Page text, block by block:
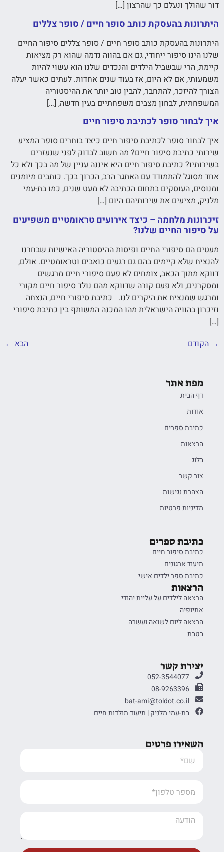
דור שהולך ונעלם כך שהרצון […]
היתרונות בהעסקת כותב סופר חיים / סופר צללים
היתרונות בהעסקת כותב סופר חיים / סופר צללים סיפור החיים
שלנו הינו סיפור ייחודי, גם אם בהווה נדמה שהוא רק מציאות
קיימת, הרי שבשביל הילדים והנכדים שלנו הוא עשוי להיות
משמעותי, אם לא היום, אז בעוד שנים אחדות. לעתים כאשר יעלה
הצורך להיזכר, להתחבר, להבין טוב יותר את ההיסטוריה
המשפחתית, לבחון מצבים משפחתיים בעין חדשה, […]
איך לבחור סופר לכתיבת סיפור חיים
איך לבחור סופר לכתיבת סיפור חיים כיצד בוחרים סופר המציע
שירותי כתיבת סיפור חיים? מה חשוב לבדוק לפני שנעזרים
בשירותיו? כתיבת סיפור חיים היא איננה עניין של מה בכך ולא כל
אחד מסוגל להתמודד עם האתגר הרב, הכרוך בכך. כותבים מיומנים
ומנוסים, העוסקים בתחום הכתיבה לא מעט שנים, כמו בת-עמי
מלניק, מציעים את שירותיהם היום […]
זיכרונות מלחמה – כיצד אירועים טראומטיים משפיעים
על סיפור החיים שלנו?
מעטים הם סיפורי החיים ופיסות ההיסטוריה האישיות שבחרנו
להנציח שלא קיימים בהם גם רגעים כואבים וטראומטיים. אולם,
דווקא מתוך הכאב, צומחים לא פעם סיפורי חיים מרגשים
ומסקרנים, ולא פעם קורה שדווקא מהם נולד סיפור חיים מקורי
ומרגש שמנציח את היקרים לנו. כתיבת סיפורי חיים, הנצחה
וזיכרון בהוויה הישראלית מהו המכנה המשותף בין כתיבת סיפורי
[…]
→ הקודם הבא ←
מפת אתר
דף הבית
אודות
כתיבת ספרים
הרצאות
בלוג
צור קשר
הצהרת נגישות
מדיניות פרטיות
כתיבת ספרים
כתיבת סיפור חיים
תיעוד ארגונים
כתיבת ספר ילדים אישי
הרצאות
הרצאה לילדים על עליית יהודי
אתיופיה
הרצאה ליום לשואה ועשרה
בטבת
יצירת קשר
052-3544077
08-9263396
bat-ami@toldot.co.il
בת-עמי מלניק | תיעוד תולדות חיים
השאירו פרטים